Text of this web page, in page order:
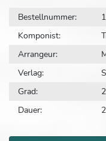
Bestellnummer:
Komponist:
Arrangeur:
Verlag:
Grad:
2
Dauer: